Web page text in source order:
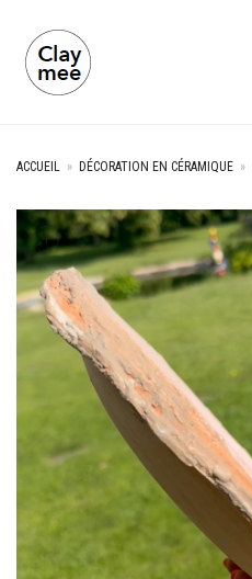
ACCUEIL » DÉCORATION EN CÉRAMIQUE »
+